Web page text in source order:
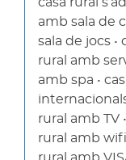
amb sala de
sala de jocs •
rural amb
amb spa •
rural amb TV
rural amb wifi
rural amb